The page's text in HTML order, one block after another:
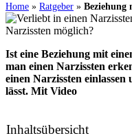
Home » Ratgeber » Beziehung
Ist eine Beziehung mit
man einen Narzissten
einen Narzissten einlassen
lässt. Mit Video
Inhaltsübersicht